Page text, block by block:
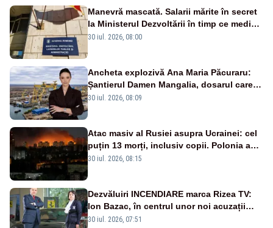
Manevră mascată. Salarii mărite în secret
la Ministerul Dezvoltării în timp ce medicii
ies în stradă
30 iul. 2026, 08:00
Ancheta explozivă Ana Maria Păcuraru:
Șantierul Damen Mangalia, dosarul care
scufundă apărarea României
30 iul. 2026, 08:09
Atac masiv al Rusiei asupra Ucrainei: cel
puțin 13 morți, inclusiv copii. Polonia a
ridicat avioanele de vânătoare
30 iul. 2026, 08:15
Dezvăluiri INCENDIARE marca Rizea TV:
Ion Bazac, în centrul unor noi acuzații
publice
30 iul. 2026, 07:51